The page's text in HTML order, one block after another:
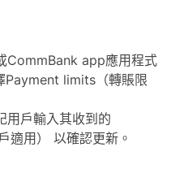
CommBank app應用程式
Payment limits（轉賬限
用戶輸入其收到的
適用） 以確認更新。